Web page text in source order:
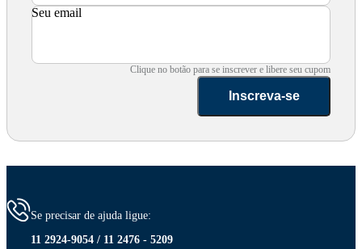
Seu email
Clique no botão para se inscrever e libere seu cupom
Inscreva-se
Se precisar de ajuda ligue:
11 2924-9054 / 11 2476 - 5209